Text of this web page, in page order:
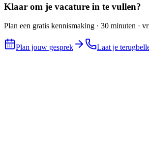
Klaar om je vacature in te vullen?
Plan een gratis kennismaking · 30 minuten ·
Plan jouw gesprek Laat je